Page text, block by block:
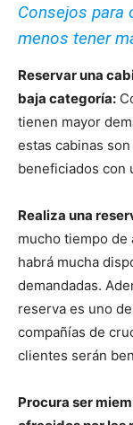
Consejos para
menos tener
Reservar una
baja categoría:
tienen mayor
estas cabinas
beneficiados con
Realiza una
mucho tiempo de
habrá mucha
demandadas.
reserva es uno
compañías de
clientes serán
Procura ser